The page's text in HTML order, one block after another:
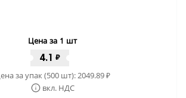
Цена за 1 шт
4.1 ₽
за упак (500 шт):2049.89₽
вкл. НДС